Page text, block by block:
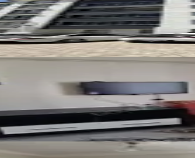
Mahallesi
Çarşı Merkezde 1+1 Eşyalı Daire
Mahallesi